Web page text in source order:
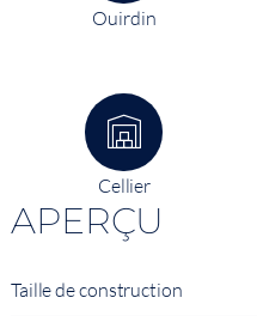
Ouirdin
Cellier
APERÇU
Taille de construction